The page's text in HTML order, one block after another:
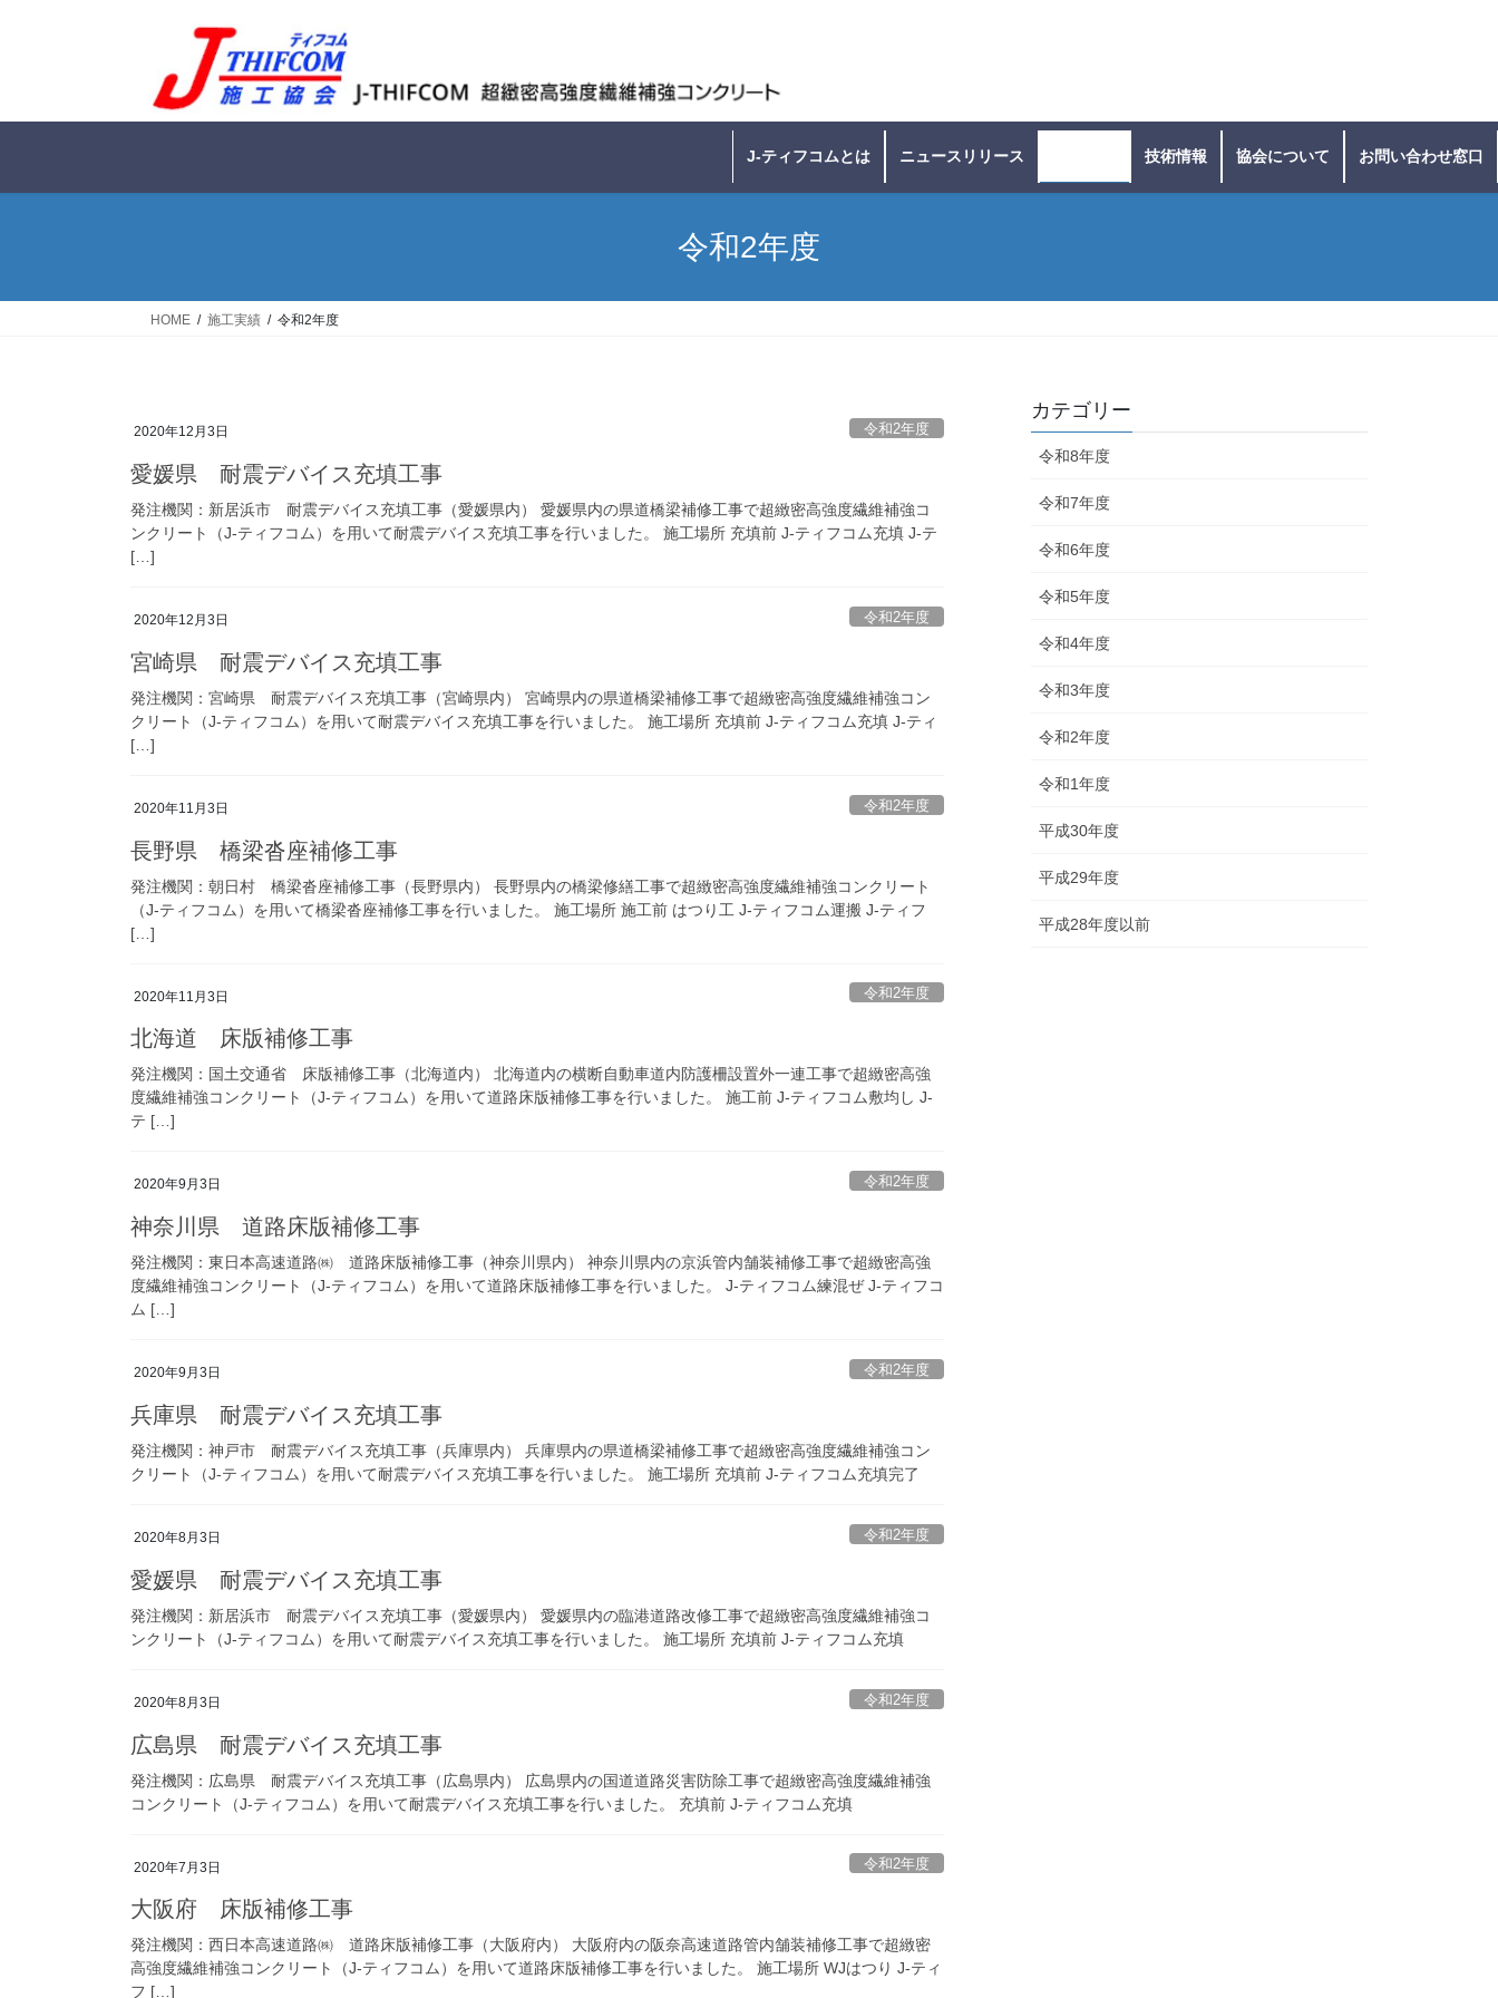
ツ
キ
シ
に
J-ティフコムとは ニュースリリース 技術情報 協会について お問い合わせ窓口
令和2年度
HOME 施工実績 令和2年度
2020年12月3日 令和2年度
愛媛県 耐震デバイス充填工事
発注機関：新居浜市 耐震デバイス充填工事（愛媛県内） 愛媛県内の県道橋梁補修工事で超緻密高強度繊維補強コ
ンクリート（J-ティフコム）を用いて耐震デバイス充填工事を行いました。 施工場所 充填前 J-ティフコム充填 J-テ
[…]
2020年12月3日 令和2年度
宮崎県 耐震デバイス充填工事
発注機関：宮崎県 耐震デバイス充填工事（宮崎県内） 宮崎県内の県道橋梁補修工事で超緻密高強度繊維補強コン
クリート（J-ティフコム）を用いて耐震デバイス充填工事を行いました。 施工場所 充填前 J-ティフコム充填 J-ティ
[…]
2020年11月3日 令和2年度
長野県 橋梁沓座補修工事
発注機関：朝日村 橋梁沓座補修工事（長野県内） 長野県内の橋梁修繕工事で超緻密高強度繊維補強コンクリート
（J-ティフコム）を用いて橋梁沓座補修工事を行いました。 施工場所 施工前 はつり工 J-ティフコム運搬 J-ティフ
[…]
2020年11月3日 令和2年度
北海道 床版補修工事
発注機関：国土交通省 床版補修工事（北海道内） 北海道内の横断自動車道内防護柵設置外一連工事で超緻密高強
度繊維補強コンクリート（J-ティフコム）を用いて道路床版補修工事を行いました。 施工前 J-ティフコム敷均し J-
テ […]
2020年9月3日 令和2年度
神奈川県 道路床版補修工事
発注機関：東日本高速道路㈱ 道路床版補修工事（神奈川県内） 神奈川県内の京浜管内舗装補修工事で超緻密高強
度繊維補強コンクリート（J-ティフコム）を用いて道路床版補修工事を行いました。 J-ティフコム練混ぜ J-ティフコ
ム […]
2020年9月3日 令和2年度
兵庫県 耐震デバイス充填工事
発注機関：神戸市 耐震デバイス充填工事（兵庫県内） 兵庫県内の県道橋梁補修工事で超緻密高強度繊維補強コン
クリート（J-ティフコム）を用いて耐震デバイス充填工事を行いました。 施工場所 充填前 J-ティフコム充填完了
2020年8月3日 令和2年度
愛媛県 耐震デバイス充填工事
発注機関：新居浜市 耐震デバイス充填工事（愛媛県内） 愛媛県内の臨港道路改修工事で超緻密高強度繊維補強コ
ンクリート（J-ティフコム）を用いて耐震デバイス充填工事を行いました。 施工場所 充填前 J-ティフコム充填
2020年8月3日 令和2年度
広島県 耐震デバイス充填工事
発注機関：広島県 耐震デバイス充填工事（広島県内） 広島県内の国道道路災害防除工事で超緻密高強度繊維補強
コンクリート（J-ティフコム）を用いて耐震デバイス充填工事を行いました。 充填前 J-ティフコム充填
2020年7月3日 令和2年度
大阪府 床版補修工事
発注機関：西日本高速道路㈱ 道路床版補修工事（大阪府内） 大阪府内の阪奈高速道路管内舗装補修工事で超緻密
高強度繊維補強コンクリート（J-ティフコム）を用いて道路床版補修工事を行いました。 施工場所 WJはつり J-ティ
フ […]
カテゴリー
令和8年度
令和7年度
令和6年度
令和5年度
令和4年度
令和3年度
令和2年度
令和1年度
平成30年度
平成29年度
平成28年度以前